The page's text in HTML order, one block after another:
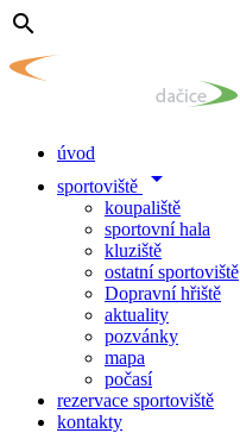
search
úvod
sportoviště
arrow_drop_down
koupaliště
sportovní hala
kluziště
ostatní sportoviště
Dopravní hřiště
aktuality
pozvánky
mapa
počasí
rezervace sportoviště
kontakty